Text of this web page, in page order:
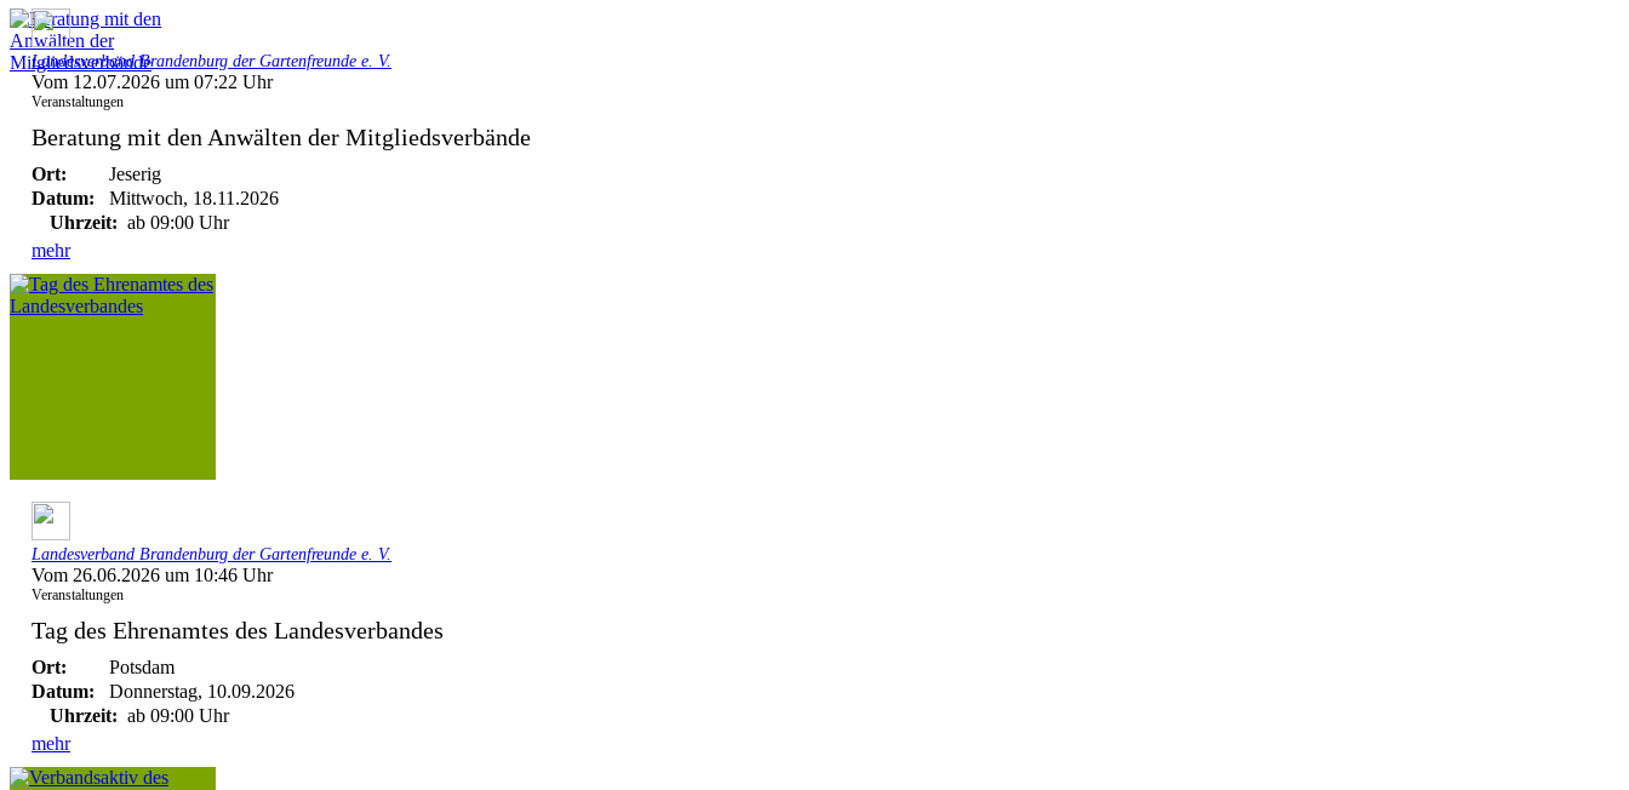
Landesverband Brandenburg der Gartenfreunde e. V.
Vom 12.07.2026 um 07:22 Uhr
Veranstaltungen
Beratung mit den Anwälten der Mitgliedsverbände
Ort:
Jeserig
Datum:
Mittwoch, 18.11.2026
Uhrzeit: ab 09:00 Uhr
mehr
Landesverband Brandenburg der Gartenfreunde e. V.
Vom 26.06.2026 um 10:46 Uhr
Veranstaltungen
Tag des Ehrenamtes des Landesverbandes
Ort:
Potsdam
Datum:
Donnerstag, 10.09.2026
Uhrzeit: ab 09:00 Uhr
mehr